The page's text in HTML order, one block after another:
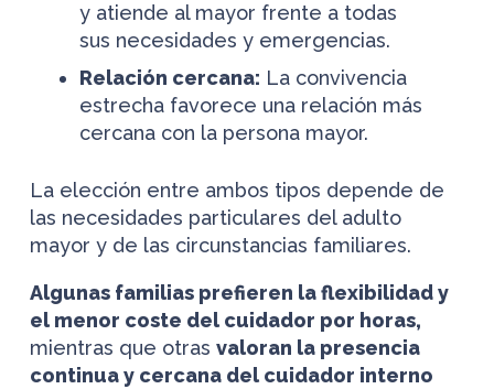
y atiende al mayor frente a todas
sus necesidades y emergencias.
Relación cercana: La convivencia
estrecha favorece una relación más
cercana con la persona mayor.
La elección entre ambos tipos depende de
las necesidades particulares del adulto
mayor y de las circunstancias familiares.
Algunas familias prefieren la flexibilidad y
el menor coste del cuidador por horas,
mientras que otras valoran la presencia
continua y cercana del cuidador interno